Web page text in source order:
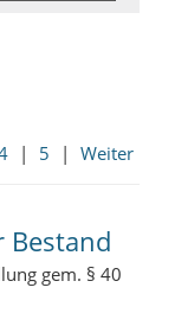
| 5 | Weiter
Bestand
gem. § 40